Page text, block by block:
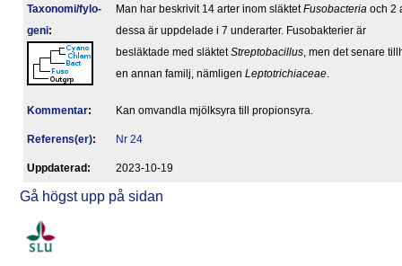
Taxonomi/fylo­
geni:
Man har beskrivit 14 arter inom släktetFusobacteria och 2
dessa är uppdelade i 7 underarter. Fusobakterier är
besläktade med släktetStreptobacillus , men det senare
en annan familj, nämligen Leptotrichiaceae
Kommentar: Kan omvandla mjölksyra till propionsyra.
Referens(er): Nr 24
Upp­da­te­rad: 2023-10-19
Gå högst upp på sidan